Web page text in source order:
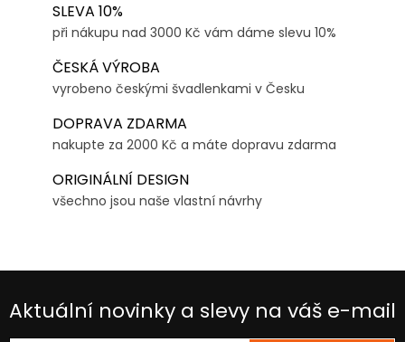
SLEVA 10%
při nákupu nad 3000 Kč vám dáme slevu 10%
ČESKÁ VÝROBA
vyrobeno českými švadlenkami v Česku
DOPRAVA ZDARMA
nakupte za 2000 Kč a máte dopravu zdarma
ORIGINÁLNÍ DESIGN
všechno jsou naše vlastní návrhy
Aktuální novinky a slevy na váš e-mail